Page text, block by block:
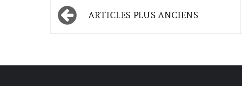
Navigation
des
ARTICLES PLUS ANCIENS